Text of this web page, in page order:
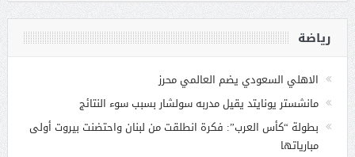
رياضة
الاهلي السعودي يضم العالمي محرز
مانشستر يونايتد يقيل مدربه سولشار بسبب سوء النتائج
بطولة “كأس العرب”: فكرة انطلقت من لبنان واحتضنت بيروت أولى
مبارياتها